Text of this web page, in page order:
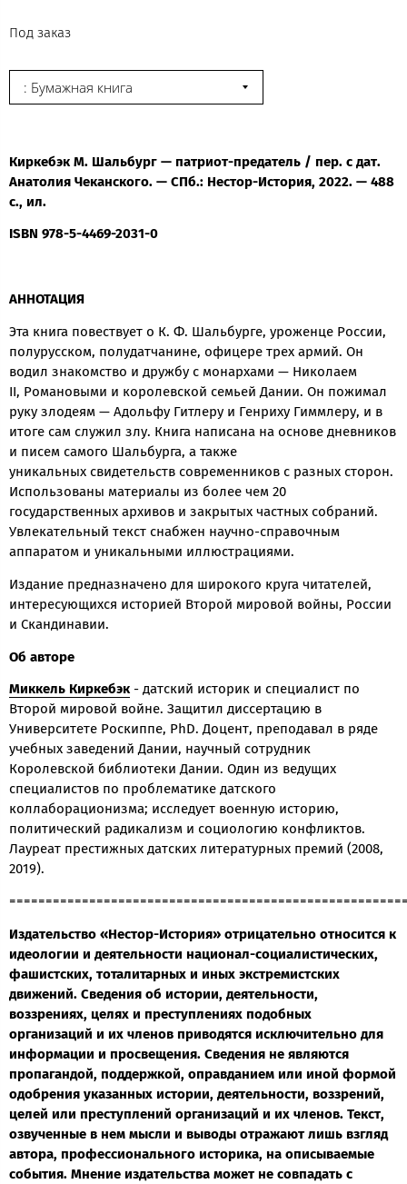
Под заказ
: Бумажная книга
Киркебэк М. Шальбург — патриот-предатель / пер. с дат.
Анатолия Чеканского. — СПб.: Нестор-История, 2022. — 488
с., ил.
ISBN 978-5-4469-2031-0
АННОТАЦИЯ
Эта книга повествует о К. Ф. Шальбурге, уроженце России,
полурусском, полудатчанине, офицере трех армий. Он
водил знакомство и дружбу с монархами — Николаем
II, Романовыми и королевской семьей Дании. Он пожимал
руку злодеям — Адольфу Гитлеру и Генриху Гиммлеру, и в
итоге сам служил злу. Книга написана на основе дневников
и писем самого Шальбурга, а также
уникальных свидетельств современников с разных сторон.
Использованы материалы из более чем 20
государственных архивов и закрытых частных собраний.
Увлекательный текст снабжен научно-справочным
аппаратом и уникальными иллюстрациями.
Издание предназначено для широкого круга читателей,
интересующихся историей Второй мировой войны, России
и Скандинавии.
Об авторе
Миккель Киркебэк - датский историк и специалист по
Второй мировой войне. Защитил диссертацию в
Университете Роскиппе, PhD. Доцент, преподавал в ряде
учебных заведений Дании, научный сотрудник
Королевской библиотеки Дании. Один из ведущих
специалистов по проблематике датского
коллаборационизма; исследует военную историю,
политический радикализм и социологию конфликтов.
Лауреат престижных датских литературных премий (2008,
2019).
Издательство «Нестор-История» отрицательно относится к
идеологии и деятельности национал-социалистических,
фашистских, тоталитарных и иных экстремистских
движений. Сведения об истории, деятельности,
воззрениях, целях и преступлениях подобных
организаций и их членов приводятся исключительно для
информации и просвещения. Сведения не являются
пропагандой, поддержкой, оправданием или иной формой
одобрения указанных истории, деятельности, воззрений,
целей или преступлений организаций и их членов. Текст,
озвученные в нем мысли и выводы отражают лишь взгляд
автора, профессионального историка, на описываемые
события. Мнение издательства может не совпадать с